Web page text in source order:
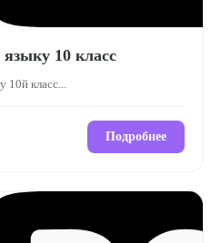
10 класс
класс...
Подробнее